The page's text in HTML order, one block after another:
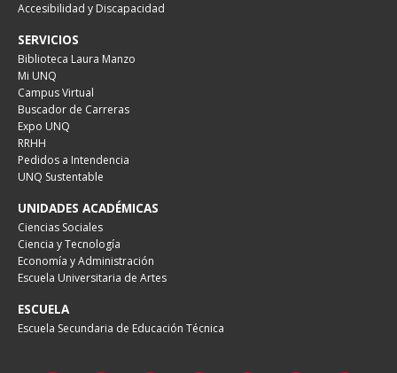
Accesibilidad y Discapacidad
SERVICIOS
Biblioteca Laura Manzo
Mi UNQ
Campus Virtual
Buscador de Carreras
Expo UNQ
RRHH
Pedidos a Intendencia
UNQ Sustentable
UNIDADES ACADÉMICAS
Ciencias Sociales
Ciencia y Tecnología
Economía y Administración
Escuela Universitaria de Artes
ESCUELA
Escuela Secundaria de Educación Técnica